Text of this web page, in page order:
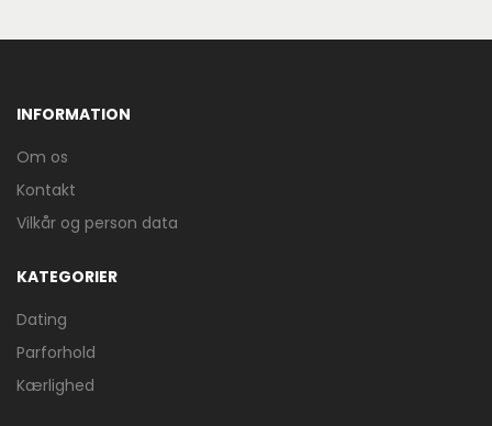
INFORMATION
Om os
Kontakt
Vilkår og person data
KATEGORIER
Dating
Parforhold
Kærlighed